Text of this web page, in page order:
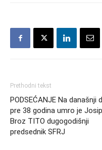
Prethodni tekst
PODSEĆANJE Na današnji
pre 38 godina umro je Josip
Broz TITO dugogodišnji
predsednik SFRJ